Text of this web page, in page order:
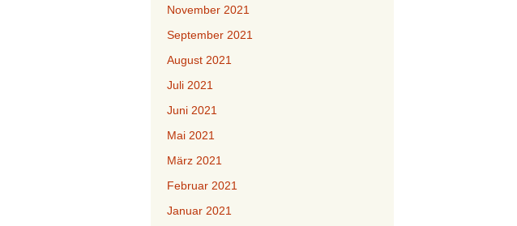
November 2021
September 2021
August 2021
Juli 2021
Juni 2021
Mai 2021
März 2021
Februar 2021
Januar 2021